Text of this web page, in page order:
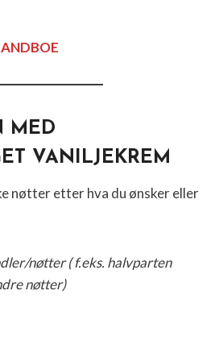
MED
VANILJEKREM
nøtter etter hva du ønsker eller
nøtter ( f.eks. halvparten
nøtter)